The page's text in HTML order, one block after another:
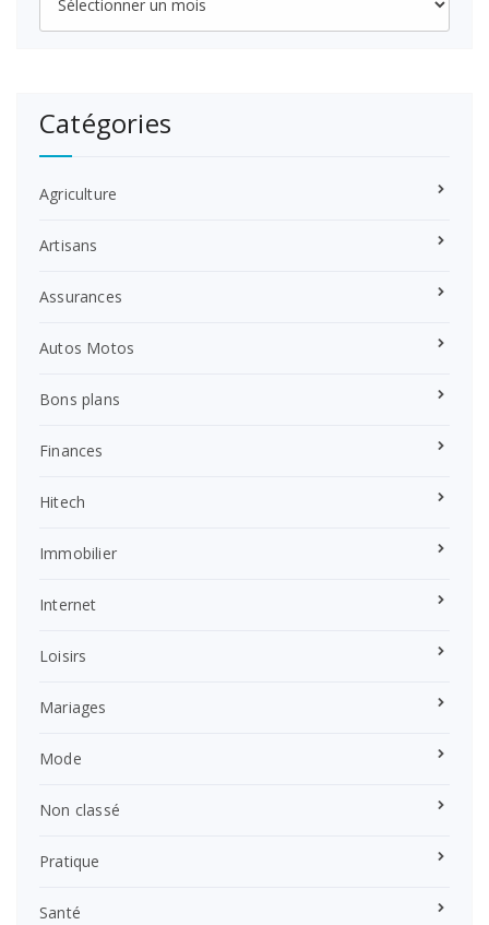
Catégories
Agriculture
Artisans
Assurances
Autos Motos
Bons plans
Finances
Hitech
Immobilier
Internet
Loisirs
Mariages
Mode
Non classé
Pratique
Santé